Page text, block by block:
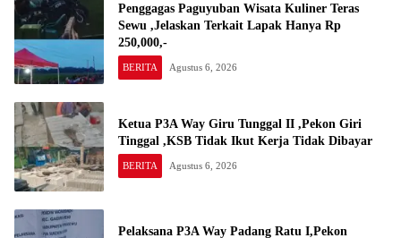
Penggagas Paguyuban Wisata Kuliner Teras
Sewu ,Jelaskan Terkait Lapak Hanya Rp
250,000,-
BERITA Agustus 6, 2026
Ketua P3A Way Giru Tunggal II ,Pekon Giri
Tinggal ,KSB Tidak Ikut Kerja Tidak Dibayar
BERITA Agustus 6, 2026
Pelaksana P3A Way Padang Ratu I,Pekon